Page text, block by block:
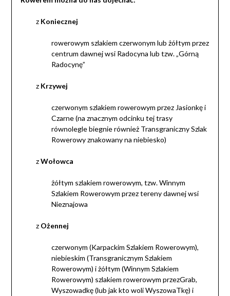
z Koniecznej
rowerowym szlakiem czerwonym lub żółtym przez
centrum dawnej wsi Radocyna lub tzw. „Górną
Radocynę”
z Krzywej
czerwonym szlakiem rowerowym przez Jasionkę i
Czarne (na znacznym odcinku tej trasy
równolegle biegnie również Transgraniczny Szlak
Rowerowy znakowany na niebiesko)
zWołowca
żółtym szlakiem rowerowym, tzw. Winnym
Szlakiem Rowerowym przez tereny dawnej wsi
Nieznajowa
z Ożennej
czerwonym (Karpackim Szlakiem Rowerowym),
niebieskim (Transgranicznym Szlakiem
Rowerowym) i żółtym (Winnym Szlakiem
Rowerowym) szlakiem rowerowym przezGrab,
Wyszowadkę (lub jak kto woli WyszowaTkę) i